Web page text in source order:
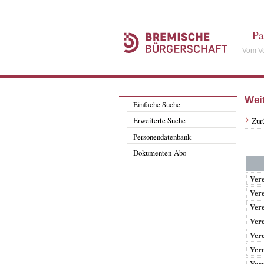
Vom
Einfache Suche
Erweiterte Suche
Personendatenbank
Dokumenten-Abo